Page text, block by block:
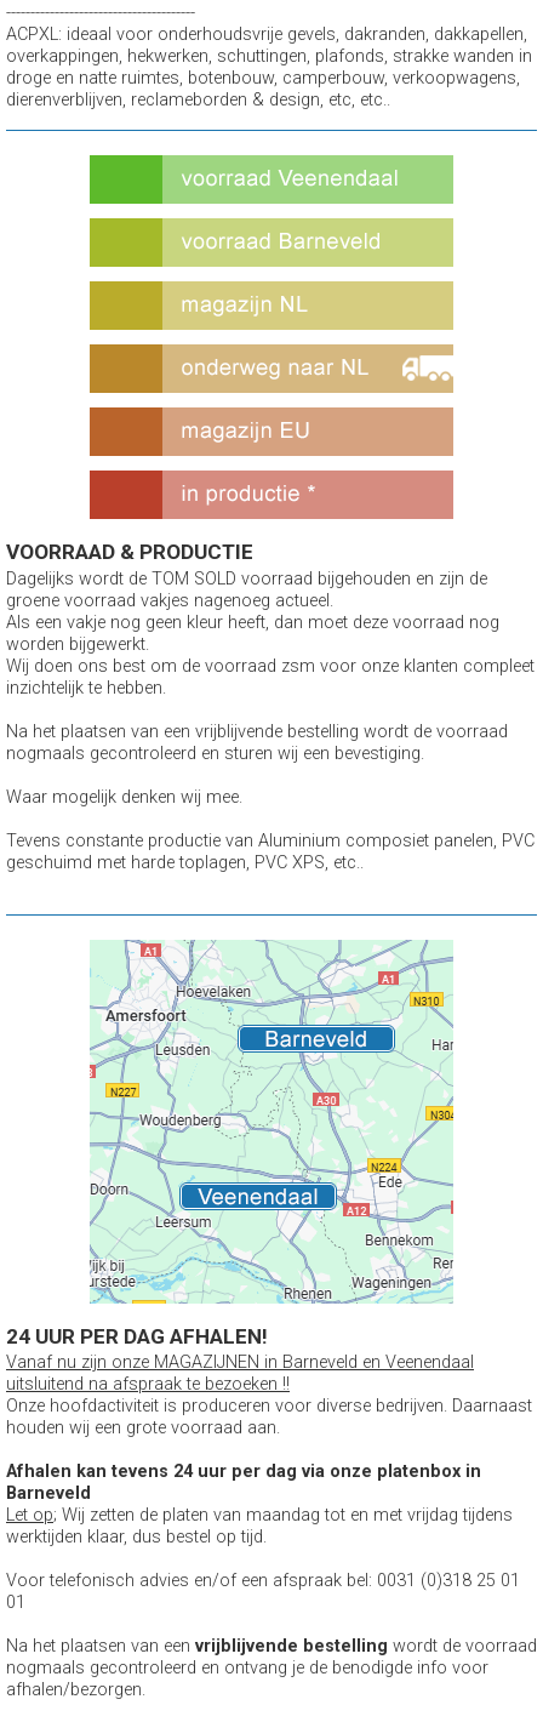
---------------------------------------
ACPXL: ideaal voor onderhoudsvrije gevels, dakranden, dakkapellen,
overkappingen, hekwerken, schuttingen, plafonds, strakke wanden in
droge en natte ruimtes, botenbouw, camperbouw, verkoopwagens,
dierenverblijven, reclameborden & design, etc, etc..
VOORRAAD & PRODUCTIE
Dagelijks wordt de TOM SOLD voorraad bijgehouden en zijn de
groene voorraad vakjes nagenoeg actueel.
Als een vakje nog geen kleur heeft, dan moet deze voorraad nog
worden bijgewerkt.
Wij doen ons best om de voorraad zsm voor onze klanten compleet
inzichtelijk te hebben.
Na het plaatsen van een vrijblijvende bestelling wordt de voorraad
nogmaals gecontroleerd en sturen wij een bevestiging.
Waar mogelijk denken wij mee.
Tevens constante productie van Aluminium composiet panelen, PVC
geschuimd met harde toplagen, PVC XPS, etc..
24 UUR PER DAG AFHALEN!
Vanaf nu zijn onze MAGAZIJNEN in Barneveld en Veenendaal
uitsluitend na afspraak te bezoeken !!
Onze hoofdactiviteit is produceren voor diverse bedrijven. Daarnaast
houden wij een grote voorraad aan.
Afhalen kan tevens 24 uur per dag via onze platenbox in
Barneveld
Let op; Wij zetten de platen van maandag tot en met vrijdag tijdens
werktijden klaar, dus bestel op tijd.
Voor telefonisch advies en/of een afspraak bel: 0031 (0)318 25 01
01
Na het plaatsen van een vrijblijvende bestelling wordt de voorraad
nogmaals gecontroleerd en ontvang je de benodigde info voor
afhalen/bezorgen.